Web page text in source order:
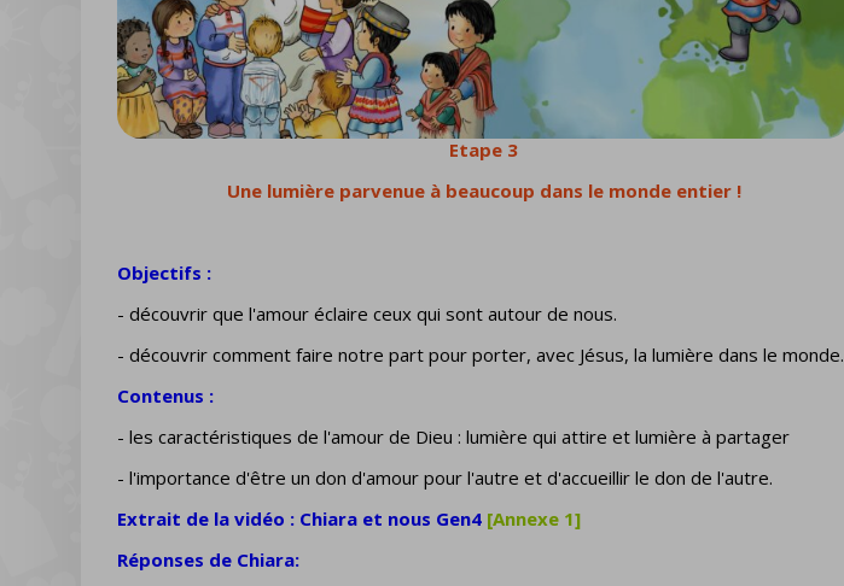
Etape 3
Une lumière parvenue à beaucoup dans le monde entier !
Objectifs :
- découvrir que l'amour éclaire ceux qui sont autour de nous.
- découvrir comment faire notre part pour porter, avec Jésus, la lumière dans le monde.
Contenus :
- les caractéristiques de l'amour de Dieu : lumière qui attire et lumière à partager
- l'importance d'être un don d'amour pour l'autre et d'accueillir le don de l'autre.
Extrait de la vidéo : Chiara et nous Gen4 [Annexe 1]
Réponses de Chiara: